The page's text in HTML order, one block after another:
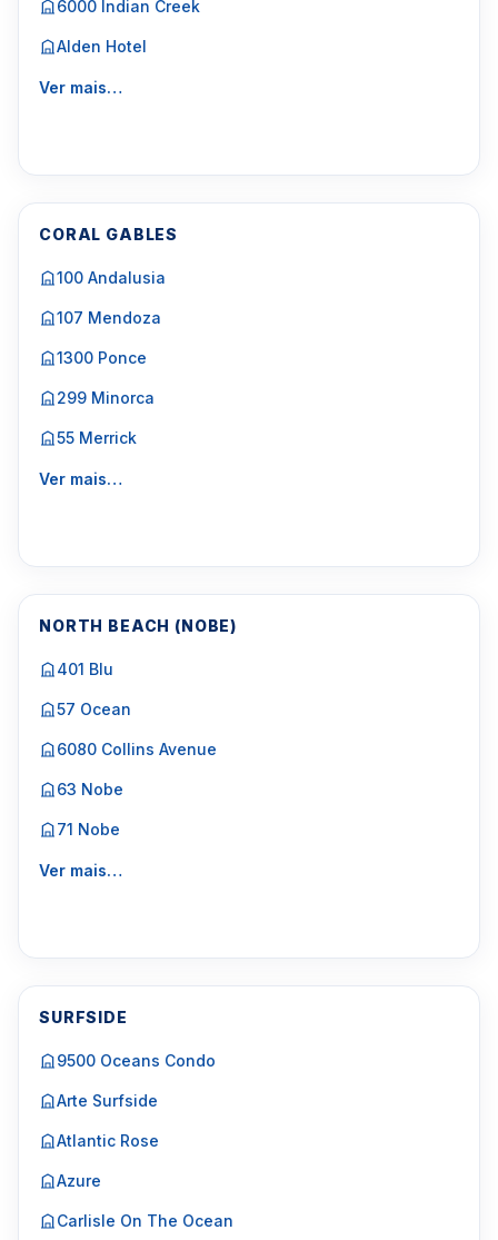
6000 Indian Creek
Alden Hotel
Ver mais…
CORAL GABLES
100 Andalusia
107 Mendoza
1300 Ponce
299 Minorca
55 Merrick
Ver mais…
NORTH BEACH (NOBE)
401 Blu
57 Ocean
6080 Collins Avenue
63 Nobe
71 Nobe
Ver mais…
SURFSIDE
9500 Oceans Condo
Arte Surfside
Atlantic Rose
Azure
Carlisle On The Ocean